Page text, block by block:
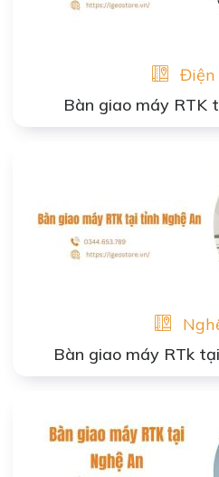
Điện
Bàn giao máy RTK
Bàn giao máy RTk